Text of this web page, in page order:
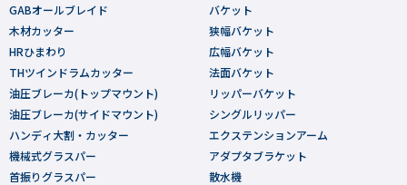
GABオールブレイド
木材カッター
HRひまわり
THツインドラムカッター
油圧ブレーカ(トップマウント)
油圧ブレーカ(サイドマウント)
ハンディ大割・カッター
機械式グラスパー
首振りグラスパー
バケット
狭幅バケット
広幅バケット
法面バケット
リッパーバケット
シングルリッパー
エクステンションアーム
アダプタブラケット
散水機